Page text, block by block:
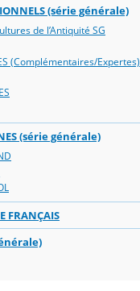
(série générale)
de l’Antiquité SG
(Complémentaires/Expertes)
(série générale)
FRANÇAIS